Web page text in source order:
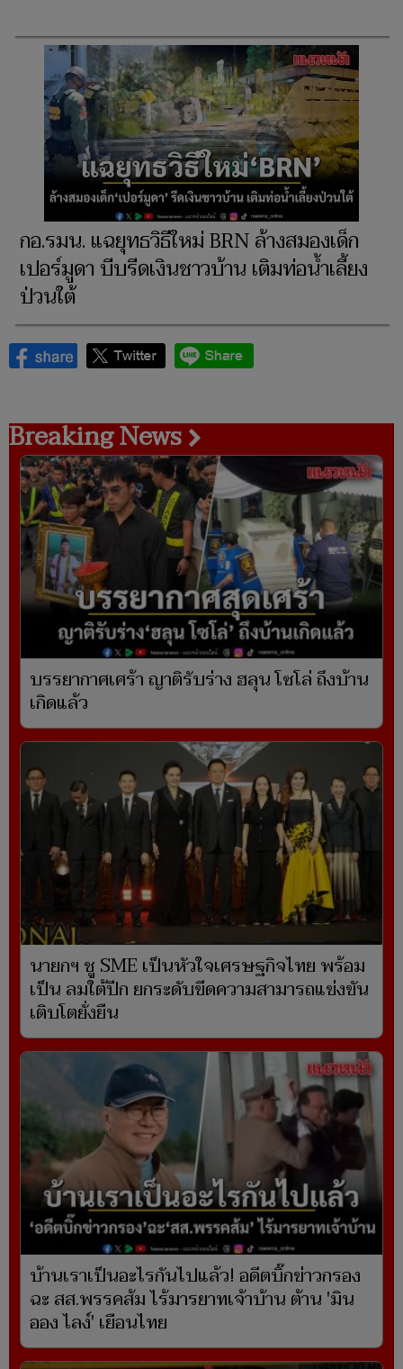
กอ.รมน. แฉยุทธวิธีใหม่ BRN ล้างสมองเด็ก
เปอร์มูดา บีบรีดเงินชาวบ้าน เติมท่อน้ำเลี้ยง
ป่วนใต้
Breaking News
บรรยากาศเศร้า ญาติรับร่าง ฮลุน โซโล่ ถึงบ้าน
เกิดแล้ว
นายกฯ ชู SME เป็นหัวใจเศรษฐกิจไทย พร้อม
เป็น ลมใต้ปีก ยกระดับขีดความสามารถแข่งขัน
เติบโตยั่งยืน
บ้านเราเป็นอะไรกันไปแล้ว! อดีตบิ๊กข่าวกรอง
ฉะ สส.พรรคส้ม ไร้มารยาทเจ้าบ้าน ต้าน 'มิน
ออง ไลง์' เยือนไทย